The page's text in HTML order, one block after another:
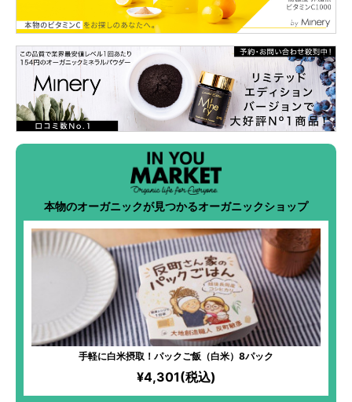
本物のオーガニックが見つかるオーガニックショップ
手軽に白米摂取！パックご飯（白米）8パック
¥4,301(税込)